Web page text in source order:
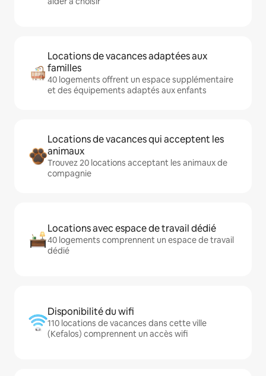
Locations de vacances adaptées aux
familles
40 logements offrent un espace supplémentaire
et des équipements adaptés aux enfants
Locations de vacances qui acceptent les
animaux
Trouvez 20 locations acceptant les animaux de
compagnie
Locations avec espace de travail dédié
40 logements comprennent un espace de travail
dédié
Disponibilité du wifi
110 locations de vacances dans cette ville
(Kefalos) comprennent un accès wifi